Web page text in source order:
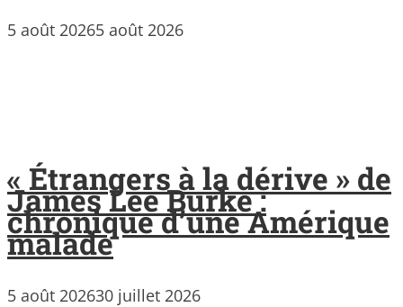
5 août 20265 août 2026
« Étrangers à la dérive » de
James Lee Burke :
chronique d’une Amérique
malade
5 août 202630 juillet 2026